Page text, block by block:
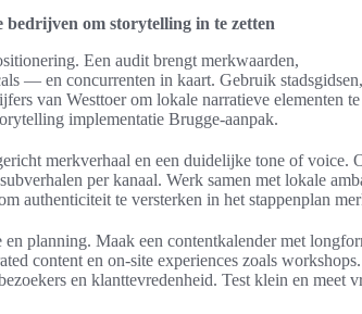
om storytelling in te zetten
Een audit brengt merkwaarden,
— en concurrenten in kaart. Gebruik stadsgidsen,
van Westtoer om lokale narratieve elementen te
implementatie Brugge-aanpak.
merkverhaal en een duidelijke tone of voice.
per kanaal. Werk samen met lokale
authenticiteit te versterken in het stappenplan
planning. Maak een contentkalender met
content en on-site experiences zoals
en klanttevredenheid. Test klein en meet